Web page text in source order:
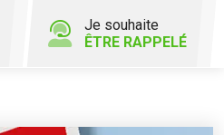
Je souhaite
ÊTRE RAPPELÉ